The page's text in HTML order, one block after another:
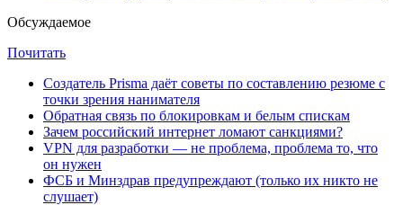
Обсуждаемое
Почитать
Создатель Prisma даёт советы по составлению резюме с
точки зрения нанимателя
Обратная связь по блокировкам и белым спискам
Зачем российский интернет ломают санкциями?
VPN для разработки — не проблема, проблема то, что
он нужен
ФСБ и Минздрав предупреждают (только их никто не
слушает)